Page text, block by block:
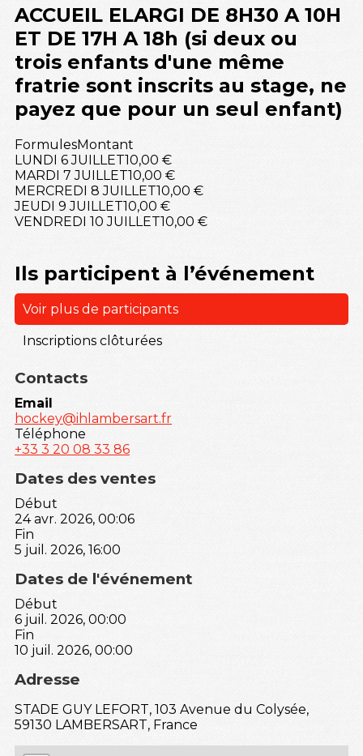
ACCUEIL ELARGI DE 8H30 A 10H
ET DE 17H A 18h (si deux ou
trois enfants d'une même
fratrie sont inscrits au stage, ne
payez que pour un seul enfant)
FormulesMontant
LUNDI 6 JUILLET10,00 €
MARDI 7 JUILLET10,00 €
MERCREDI 8 JUILLET10,00 €
JEUDI 9 JUILLET10,00 €
VENDREDI 10 JUILLET10,00 €
Ils participent à l’événement
Voir plus de participants
Inscriptions clôturées
Contacts
Email
hockey@ihlambersart.fr
Téléphone
+33 3 20 08 33 86
Dates des ventes
Début
24 avr. 2026, 00:06
Fin
5 juil. 2026, 16:00
Dates de l'événement
Début
6 juil. 2026, 00:00
Fin
10 juil. 2026, 00:00
Adresse
STADE GUY LEFORT, 103 Avenue du Colysée,
59130 LAMBERSART, France